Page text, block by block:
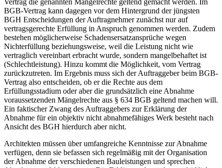
Vertrag die genannten Mängelrechte geltend gemacht werden. Im
BGB-Vertrag kann dagegen vor dem Hintergrund der jüngsten
BGH Entscheidungen der Auftragnehmer zunächst nur auf
vertragsgerechte Erfüllung in Anspruch genommen werden. Zudem
bestehen möglicherweise Schadensersatzansprüche wegen
Nichterfüllung beziehungsweise, weil die Leistung nicht wie
vertraglich vereinbart erbracht wurde, sondern mangelbehaftet ist
(Schlechtleistung). Hinzu kommt die Möglichkeit, vom Vertrag
zurückzutreten. Im Ergebnis muss sich der Auftraggeber beim BGB-
Vertrag also entscheiden, ob er die Rechte aus dem
Erfüllungsstadium oder aber die grundsätzlich eine Abnahme
voraussetzenden Mängelrechte aus § 634 BGB geltend machen will.
Ein faktischer Zwang des Auftraggebers zur Erklärung der
Abnahme für ein objektiv nicht abnahmefähiges Werk besteht nach
Ansicht des BGH hierdurch aber nicht.
Architekten müssen über umfangreiche Kenntnisse zur Abnahme
verfügen, denn sie befassen sich regelmäßig mit der Organisation
der Abnahme der verschiedenen Bauleistungen und sprechen